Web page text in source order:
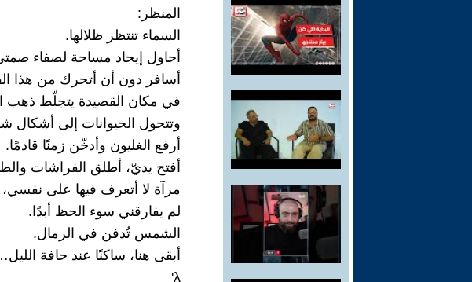
المنظر:
السماء تنتظر ظلالها.
أحاول إيجاد مساحة لصفاء
أسافر دون أن أتحرك من هذا
في مكان القصيدة يتجلّط ذهب
وتتحول الحيوانات إلى أشكال
أرفع الغليون وأدخّن زمنًا قادمًا.
أفتح يديّ، أطلق الفراشات
مرآة لا أتعرف فيها على
لم يفارقني سوء الحظ أبدًا.
الشمس تُدفن في الرمال.
أبقى هنا، ساكنًا عند حافة
λʹ